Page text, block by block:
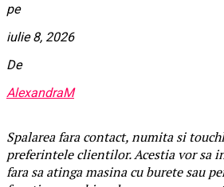
pe
iulie 8, 2026
De
AlexandraM
Spalarea fara contact, numita si
preferintele clientilor. Acestia vor sa
fara sa atinga masina cu burete sau